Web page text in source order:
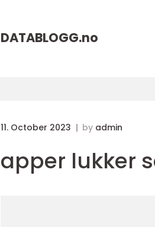
DATABLOGG.no
11. October 2023 by admin
apper lukker